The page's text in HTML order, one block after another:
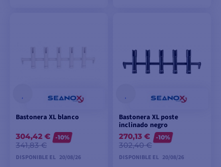
Bastonera XL blanco
304,42 €
341,83 €
-10%
DISPONIBLE EL 20/08/26
Bastonera XL poste
inclinado negro
270,13 €
302,40 €
-10%
DISPONIBLE EL 20/08/26